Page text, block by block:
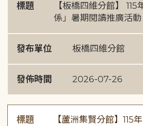
標題
【板橋四維分館】 115
係」暑期閱讀推廣活動
發布單位 板橋四維分館
發佈時間 2026-07-26
標題
【蘆洲集賢分館】115